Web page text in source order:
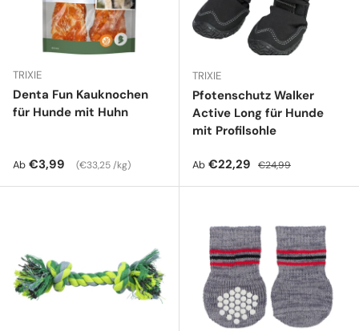
TRIXIE
Denta Fun Kauknochen
für Hunde mit Huhn
Normaler Preis
Ab €3,99 Grundpreis
€33,25 /kg
TRIXIE
Pfotenschutz Walker
Active Long für Hunde
mit Profilsohle
Verkaufspreis
Ab €22,29 Normaler Preis
€24,99